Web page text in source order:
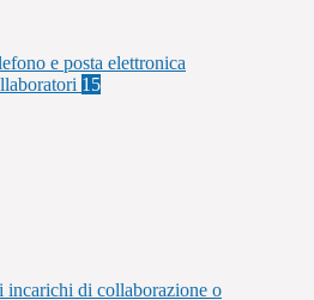
e posta elettronica
15
incarichi di collaborazione o